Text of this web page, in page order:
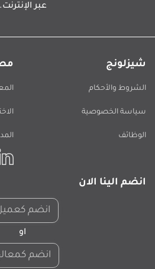
عبر الإنترنت.
شيزلونج
الشروط والأحكام
سياسة الخصوصية
الوظائف
انضم الينا الان
انضم
او
انضم